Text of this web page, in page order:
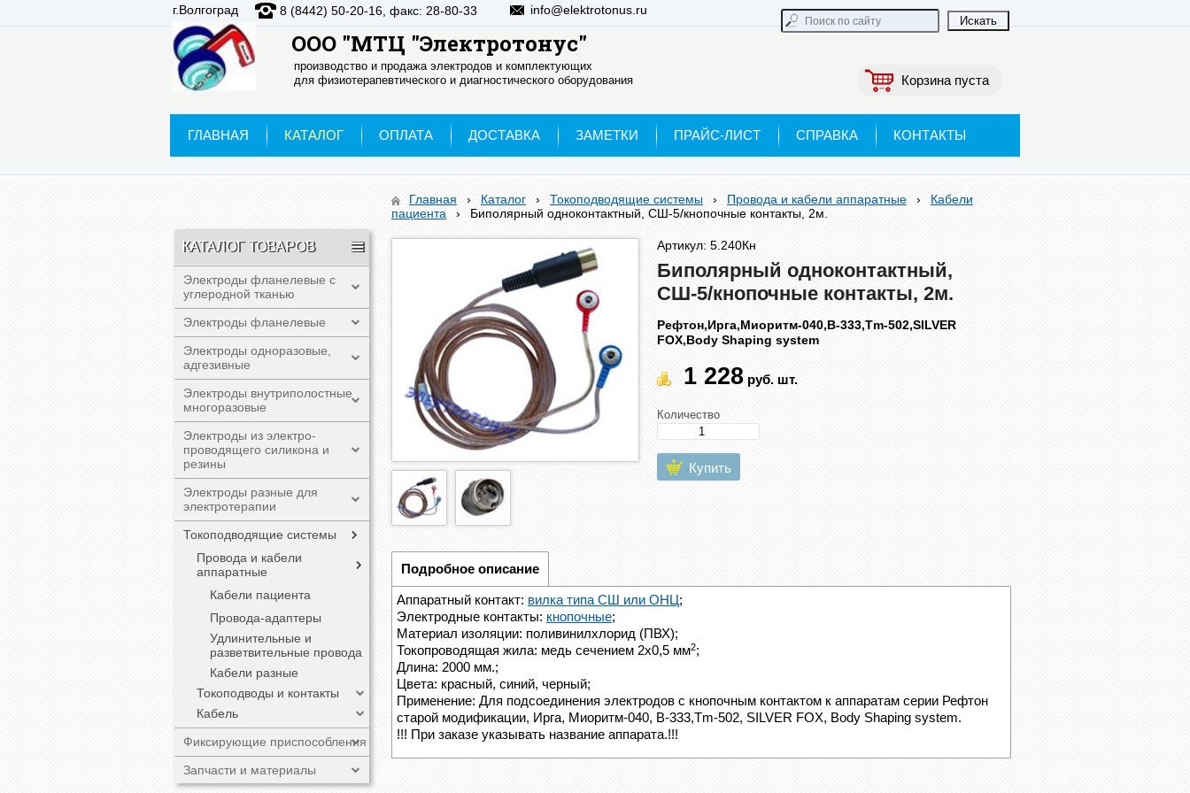
Корзина пуста
ООО "МТЦ "Электротонус"
производство и продажа электродов и комплектующих
для физиотерапевтического и диагностического оборудования
г.Волгоград 8 (8442) 50-20-16, факс: 28-80-33 info@elektrotonus.ru
ГЛАВНАЯ КАТАЛОГ ОПЛАТА ДОСТАВКА ЗАМЕТКИ ПРАЙС-ЛИСТ СПРАВКА КОНТАКТЫ
КАТАЛОГ ТОВАРОВ
Электроды фланелевые с
углеродной тканью
Электроды фланелевые
Электроды одноразовые,
адгезивные
Электроды внутриполостные
многоразовые
Электроды из электро-
проводящего силикона и
резины
Электроды разные для
электротерапии
Токоподводящие системы
Провода и кабели
аппаратные
Кабели пациента
Провода-адаптеры
Удлинительные и
разветвительные провода
Кабели разные
Токоподводы и контакты
Кабель
Фиксирующие приспособления
Запчасти и материалы
Главная › Каталог › Токоподводящие системы › Провода и кабели аппаратные ›
Кабели
пациента
› Биполярный одноконтактный, СШ-5/кнопочные контакты, 2м.
Артикул: 5.240Кн
Биполярный одноконтактный,
СШ-5/кнопочные контакты, 2м.
Рефтон,Ирга,Миоритм-040,B-333,Tm-502,SILVER
FOX,Body Shaping system
1 228 руб. шт.
Количество
Купить
Подробное описание
Аппаратный контакт: вилка типа СШ или ОНЦ;
Электродные контакты: кнопочные;
Материал изоляции: поливинилхлорид (ПВХ);
Токопроводящая жила: медь сечением 2х0,5 мм2;
Длина: 2000 мм.;
Цвета: красный, синий, черный;
Применение: Для подсоединения электродов с кнопочным контактом к аппаратам серии Рефтон
старой модификации, Ирга, Миоритм-040, B-333,Tm-502, SILVER FOX, Body Shaping system.
!!! При заказе указывать название аппарата.!!!